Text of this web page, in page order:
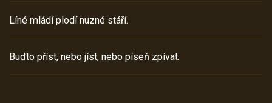
Líné mládí plodí nuzné stáří.
Buďto příst, nebo jíst, nebo píseň zpívat.